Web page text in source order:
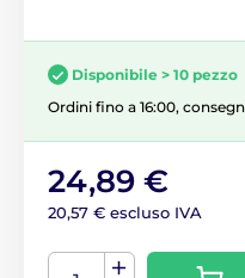
Disponibile > 10 pezzo
Ordini fino a 16:00,
24,89 €
20,57 € escluso IVA